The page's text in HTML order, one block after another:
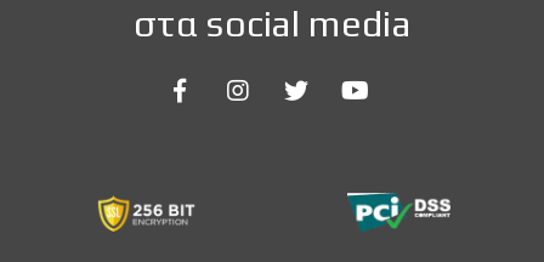
στα social media